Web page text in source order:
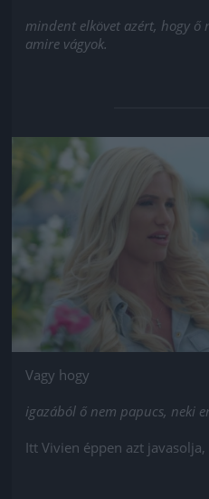
mindent elkövet azért, hogy
amire vágyok.
Jön
Vagy hogy
igazából ő nem papucs, neki
Itt Vivien éppen azt javasolja,